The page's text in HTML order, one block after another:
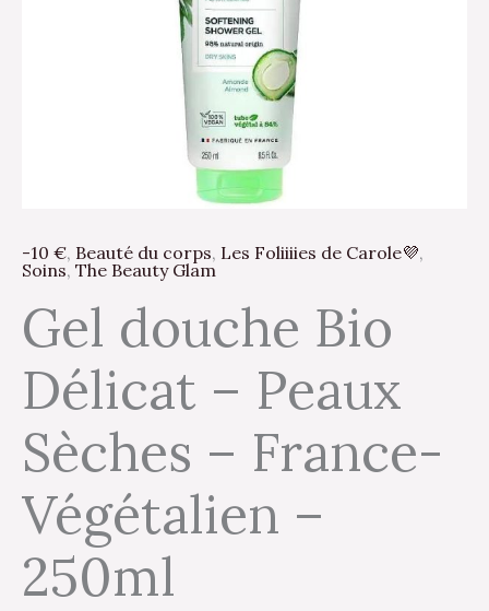
-10 €, Beauté du corps, Les Foliiiies de Carole💜,
Soins, The Beauty Glam
Gel douche Bio
Délicat – Peaux
Sèches – France-
Végétalien –
250ml